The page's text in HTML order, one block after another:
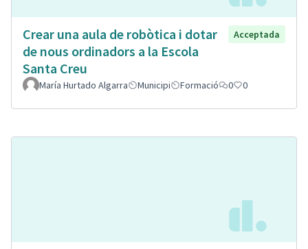
Crear una aula de robòtica i dotar
de nous ordinadors a la Escola
Santa Creu
Acceptada
María Hurtado Algarra Municipi Formació 0 0